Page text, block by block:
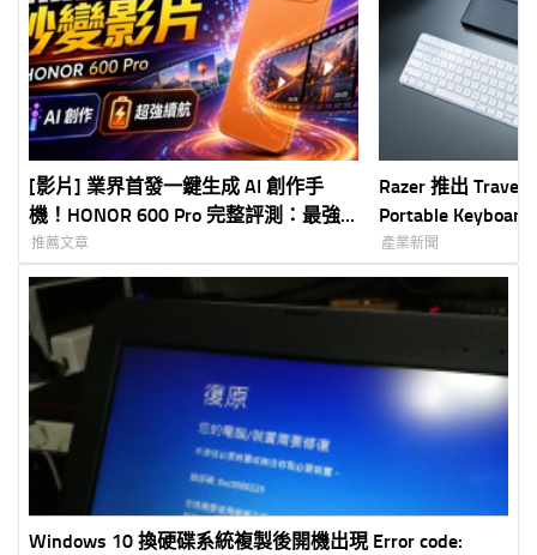
[影片] 業界首發一鍵生成 AI 創作手
機！HONOR 600 Pro 完整評測：最強
「AI 圖轉影片」功能，最適合小白的
AI 創作神器！
推薦文章
Razer 推出 Travel
Portable
支架與行動辦公
計打造便攜式鍵
度支撐平板與掌
產業新聞
Windows 10 換硬碟系統複製後開機出現 Error code: